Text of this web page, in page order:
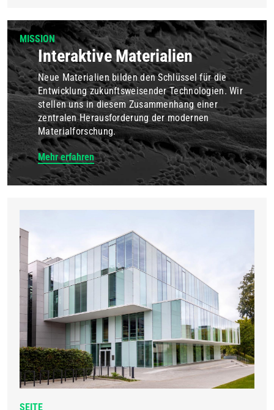
MISSION
Interaktive Materialien
Neue Materialien bilden den Schlüssel für die
Entwicklung zukunftsweisender Technologien. Wir
stellen uns in diesem Zusammenhang einer
zentralen Herausforderung der modernen
Materialforschung.
Mehr erfahren
SEITE